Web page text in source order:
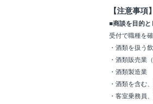
【注意事項】
■商談を目的と
受付で職種を
・酒類を扱う
・酒類販売業
・酒類製造業
・酒類を含む
・客室乗務員